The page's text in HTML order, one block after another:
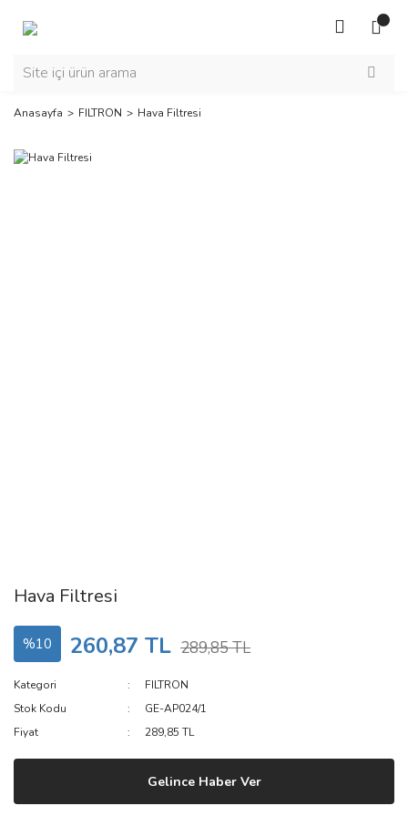
Anasayfa FILTRON Hava Filtresi
Hava Filtresi
%10 260,87 TL 289,85 TL
Kategori
FILTRON
Stok Kodu
GE-AP024/1
Fiyat
289,85 TL
Gelince Haber Ver